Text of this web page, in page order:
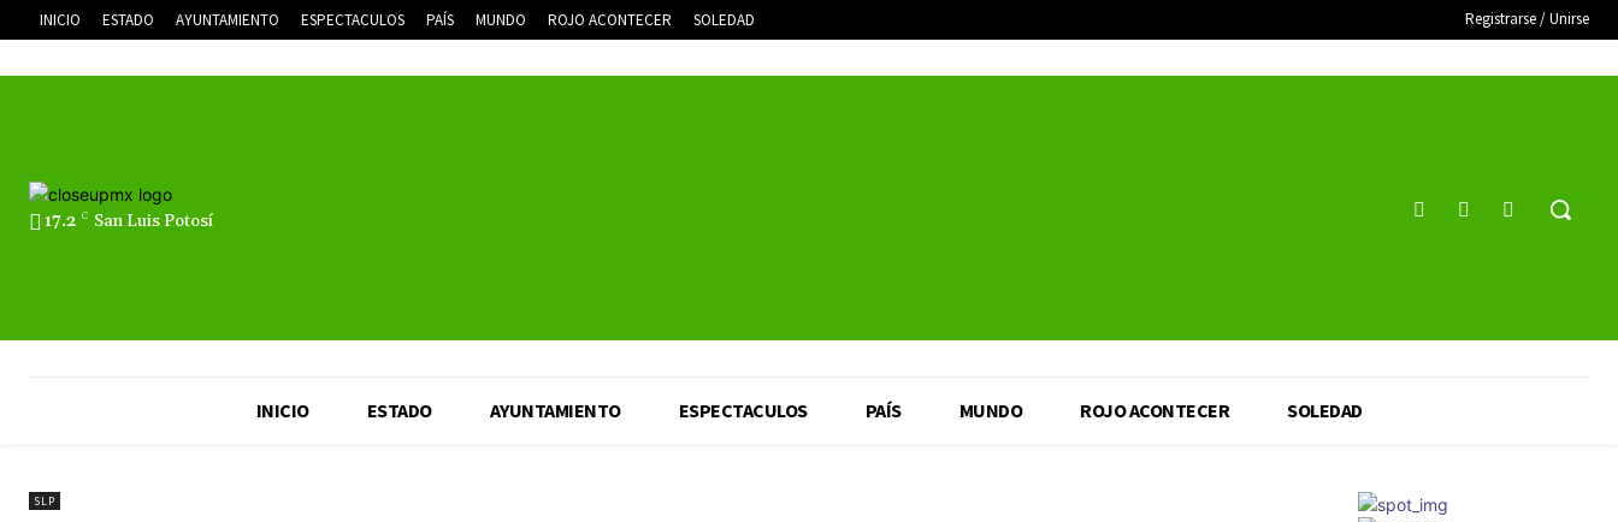
INICIO ESTADO AYUNTAMIENTO ESPECTACULOS PAÍS MUNDO ROJO ACONTECER SOLEDAD Registrarse / Unirse
17.2 C San Luis Potosí
INICIO ESTADO AYUNTAMIENTO ESPECTACULOS PAÍS MUNDO ROJO ACONTECER SOLEDAD
SLP